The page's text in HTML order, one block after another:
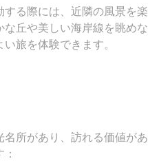
る際には、近隣の風景を楽
丘や美しい海岸線を眺めな
旅を体験できます。
所があり、訪れる価値があ